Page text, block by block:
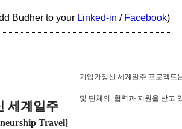
Budher to your Linked-in / Facebook)
세계일주
Travel]
기업가정신 세계일주 프로젝트
및 단체의 협력과 지원을 받고